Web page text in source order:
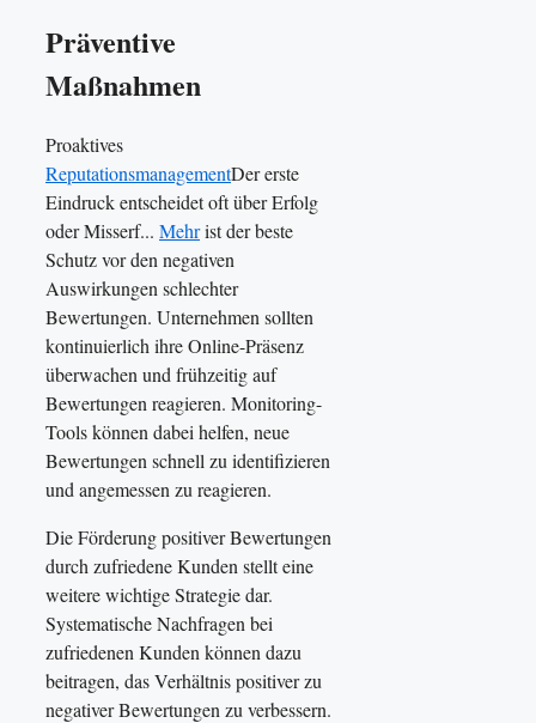
Präventive
Maßnahmen
Proaktives
ReputationsmanagementDer erste
Eindruck entscheidet oft über Erfolg
oder Misserf... Mehrist der beste
Schutz vor den negativen
Auswirkungen schlechter
Bewertungen. Unternehmen sollten
kontinuierlich ihre Online-Präsenz
überwachen und frühzeitig auf
Bewertungen reagieren. Monitoring-
Tools können dabei helfen, neue
Bewertungen schnell zu identifizieren
und angemessen zu reagieren.
Die Förderung positiver Bewertungen
durch zufriedene Kunden stellt eine
weitere wichtige Strategie dar.
Systematische Nachfragen bei
zufriedenen Kunden können dazu
beitragen, das Verhältnis positiver zu
negativer Bewertungen zu verbessern.